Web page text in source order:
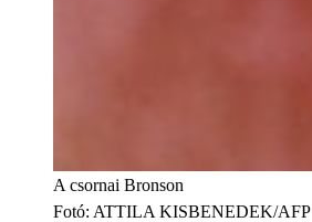
A csornai Bronson
Fotó: ATTILA KISBENEDEK/AFP